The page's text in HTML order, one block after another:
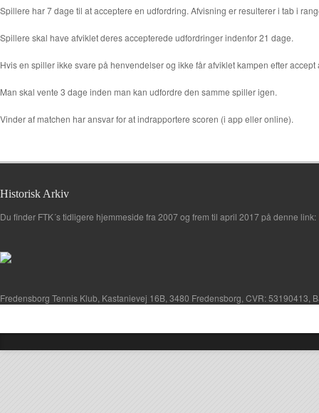
Spillere har 7 dage til at acceptere en udfordring. Afvisning er resulterer i tab i
Spillere skal have afviklet deres accepterede udfordringer indenfor 21 dage.
Hvis en spiller ikke svare på henvendelser og ikke får afviklet kampen efter
Man skal vente 3 dage inden man kan udfordre den samme spiller igen.
Vinder af matchen har ansvar for at indrapportere scoren (i app eller online).
Historisk Arkiv
Du finder FTK´s tidligere hjemmeside fra 2007 og frem til april 2017 på denne link:
Fredensborg Tennis Klub, Kastanievej 16B, 3480 Fredensborg, CVR: